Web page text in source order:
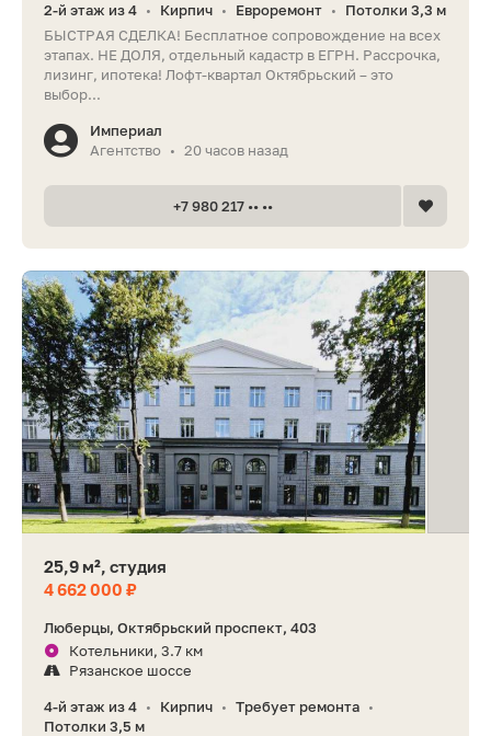
2-й этаж из 4 • Кирпич • Евроремонт •
Потолки 3,3 м
БЫСТРАЯ СДЕЛКА! Бесплатное сопровождение на всех
этапах. НЕ ДОЛЯ, отдельный кадастр в ЕГРН. Рассрочка,
лизинг, ипотека! Лофт-квартал Октябрьский – это
выбор...
Империал
Агентство
• 20 часов назад
+7 980 217 •• ••
25,9 м², студия
4 662 000 ₽
Люберцы, Октябрьский проспект, 403
Котельники, 3.7 км
Рязанское шоссе
4-й этаж из 4 • Кирпич • Требует ремонта •
Потолки 3,5 м